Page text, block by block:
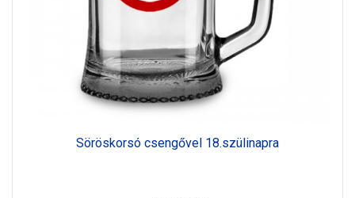
Söröskorsó csengővel 18.szülinapra